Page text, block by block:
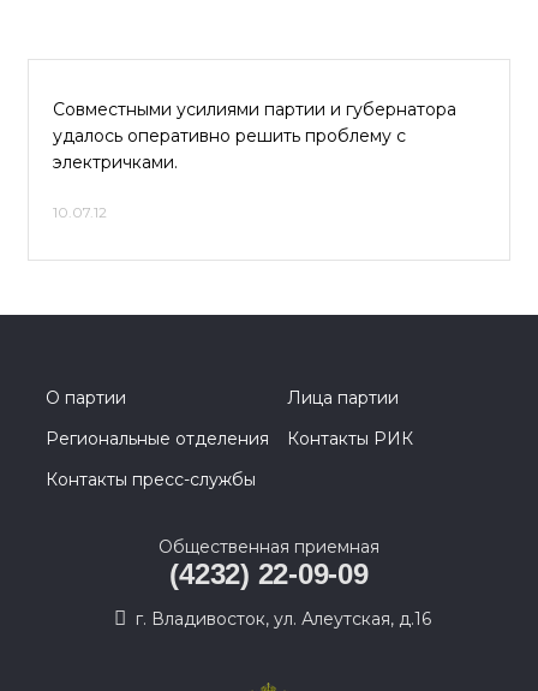
Совместными усилиями партии и губернатора
удалось оперативно решить проблему c
электричками.
10.07.12
О партии
Лица партии
Региональные отделения
Контакты РИК
Контакты пресс-службы
Общественная приемная
(4232) 22-09-09
г. Владивосток, ул. Алеутская, д.16